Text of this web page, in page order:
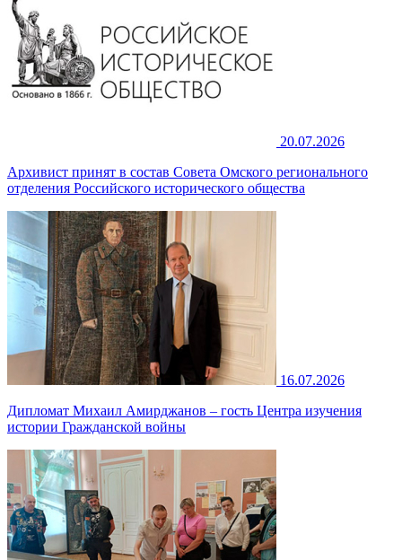
20.07.2026
Архивист принят в состав Совета Омского регионального
отделения Российского исторического общества
16.07.2026
Дипломат Михаил Амирджанов – гость Центра изучения
истории Гражданской войны